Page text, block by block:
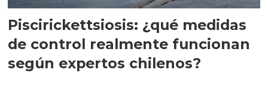
Piscirickettsiosis: ¿qué medidas
de control realmente funcionan
según expertos chilenos?